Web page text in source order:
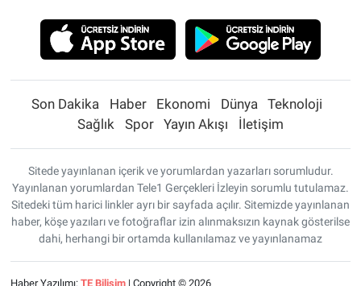
Son Dakika Haber Ekonomi Dünya
Teknoloji
Sağlık
Spor Yayın Akışı İletişim
Sitede yayınlanan içerik ve yorumlardan yazarları sorumludur.
Yayınlanan yorumlardan Tele1 Gerçekleri İzleyin sorumlu tutulamaz.
Sitedeki tüm harici linkler ayrı bir sayfada açılır. Sitemizde yayınlanan
haber, köşe yazıları ve fotoğraflar izin alınmaksızın kaynak gösterilse
dahi, herhangi bir ortamda kullanılamaz ve yayınlanamaz
Haber Yazılımı: TE Bilişim| Copyright © 2026